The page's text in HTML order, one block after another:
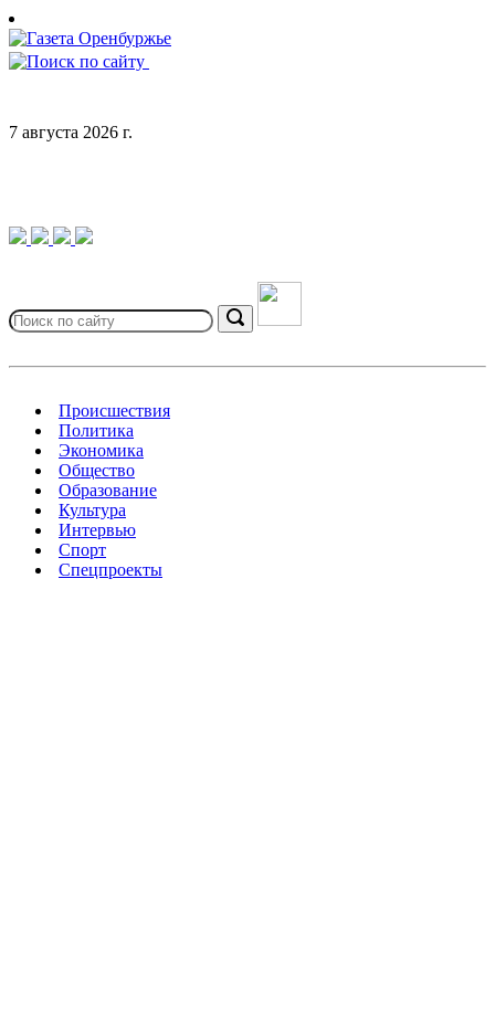
Skip
to
content
7 августа 2026 г.
for:
Search
Происшествия
Политика
Экономика
Общество
Образование
Культура
Интервью
Спорт
Спецпроекты